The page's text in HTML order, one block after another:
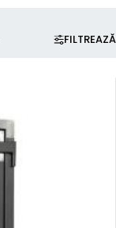
FILTREAZĂ